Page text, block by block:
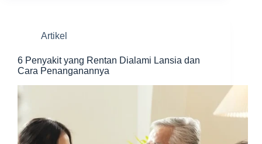
Artikel
6 Penyakit yang Rentan Dialami Lansia dan
Cara Penanganannya